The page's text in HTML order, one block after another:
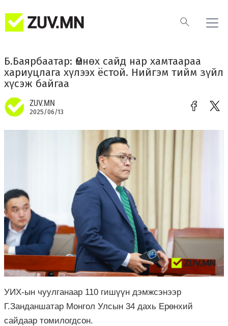
Б.Баярбаатар: Өмнөх сайд нар хамтаараа
хариуцлага хүлээх ёстой. Нийгэм тийм зүйл
хүсэж байгаа
ZUV.MN
2025/06/13
УИХ-ын чуулганаар 110 гишүүн дэмжсэнээр
Г.Занданшатар Монгол Улсын 34 дахь Ерөнхий
сайдаар томилогдсон.